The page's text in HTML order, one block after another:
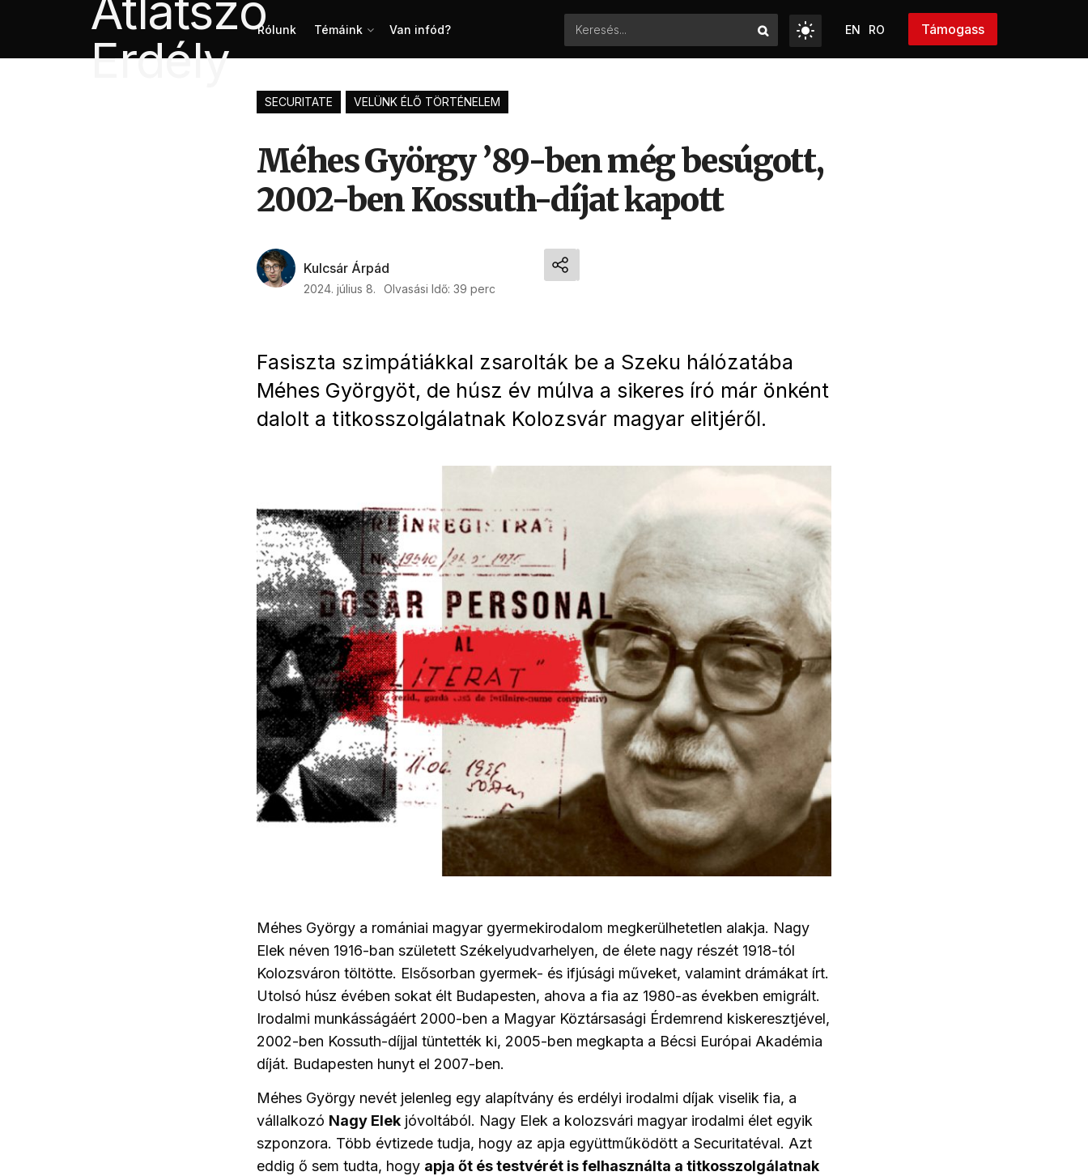
Rólunk Témáink Van infód? EN RO Támogass
SECURITATE VELÜNK ÉLŐ TÖRTÉNELEM
Méhes György ’89-ben még besúgott,
2002-ben Kossuth-díjat kapott
Kulcsár Árpád
2024. július 8. Olvasási Idő: 39 perc
Fasiszta szimpátiákkal zsarolták be a Szeku hálózatába
Méhes Györgyöt, de húsz év múlva a sikeres író már önként
dalolt a titkosszolgálatnak Kolozsvár magyar elitjéről.
Méhes György a romániai magyar gyermekirodalom megkerülhetetlen alakja. Nagy
Elek néven 1916-ban született Székelyudvarhelyen, de élete nagy részét 1918-tól
Kolozsváron töltötte. Elsősorban gyermek- és ifjúsági műveket, valamint drámákat írt.
Utolsó húsz évében sokat élt Budapesten, ahova a fia az 1980-as években emigrált.
Irodalmi munkásságáért 2000-ben a Magyar Köztársasági Érdemrend kiskeresztjével,
2002-ben Kossuth-díjjal tüntették ki, 2005-ben megkapta a Bécsi Európai Akadémia
díját. Budapesten hunyt el 2007-ben.
Méhes György nevét jelenleg egy alapítvány és erdélyi irodalmi díjak viselik fia, a
vállalkozó Nagy Elek jóvoltából. Nagy Elek a kolozsvári magyar irodalmi élet egyik
szponzora. Több évtizede tudja, hogy az apja együttműködött a Securitatéval. Azt
eddig ő sem tudta, hogy apja őt és testvérét is felhasználta a titkosszolgálatnak